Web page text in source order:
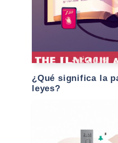
¿Qué significa la
leyes?